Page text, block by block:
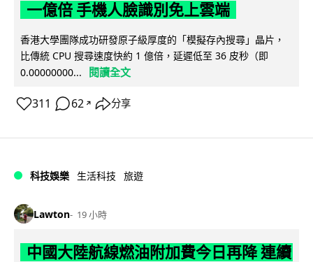
一億倍 手機人臉識別免上雲端
香港大學團隊成功研發原子級厚度的「模擬存內搜尋」晶片，
比傳統 CPU 搜尋速度快約 1 億倍，延遲低至 36 皮秒（即
0.00000000...
閱讀全文
311 62 ↗ 分享
科技娛樂 生活科技 旅遊
Lawton 19 小時
中國大陸航線燃油附加費今日再降 連續